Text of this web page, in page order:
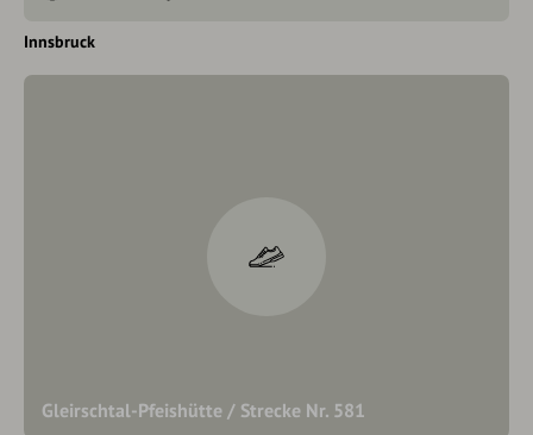
Innsbruck
Gleirschtal-Pfeishütte / Strecke Nr. 581